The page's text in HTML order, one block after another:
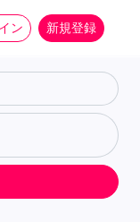
ン 新規登録